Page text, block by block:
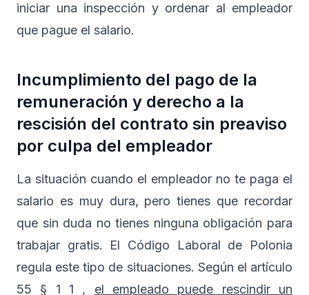
iniciar una inspección y ordenar al empleador
que pague el salario.
Incumplimiento del pago de la
remuneración y derecho a la
rescisión del contrato sin preaviso
por culpa del empleador
La situación cuando el empleador no te paga el
salario es muy dura, pero tienes que recordar
que sin duda no tienes ninguna obligación para
trabajar gratis. El Código Laboral de Polonia
regula este tipo de situaciones. Según el artículo
55 § 1 1 , el empleado puede rescindir un